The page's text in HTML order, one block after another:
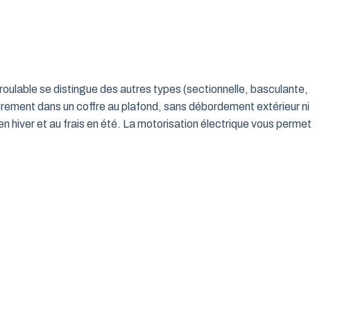
se distingue des autres types (sectionnelle, basculante,
dans un coffre au plafond, sans débordement extérieur ni
hiver et au frais en été. La motorisation électrique vous permet